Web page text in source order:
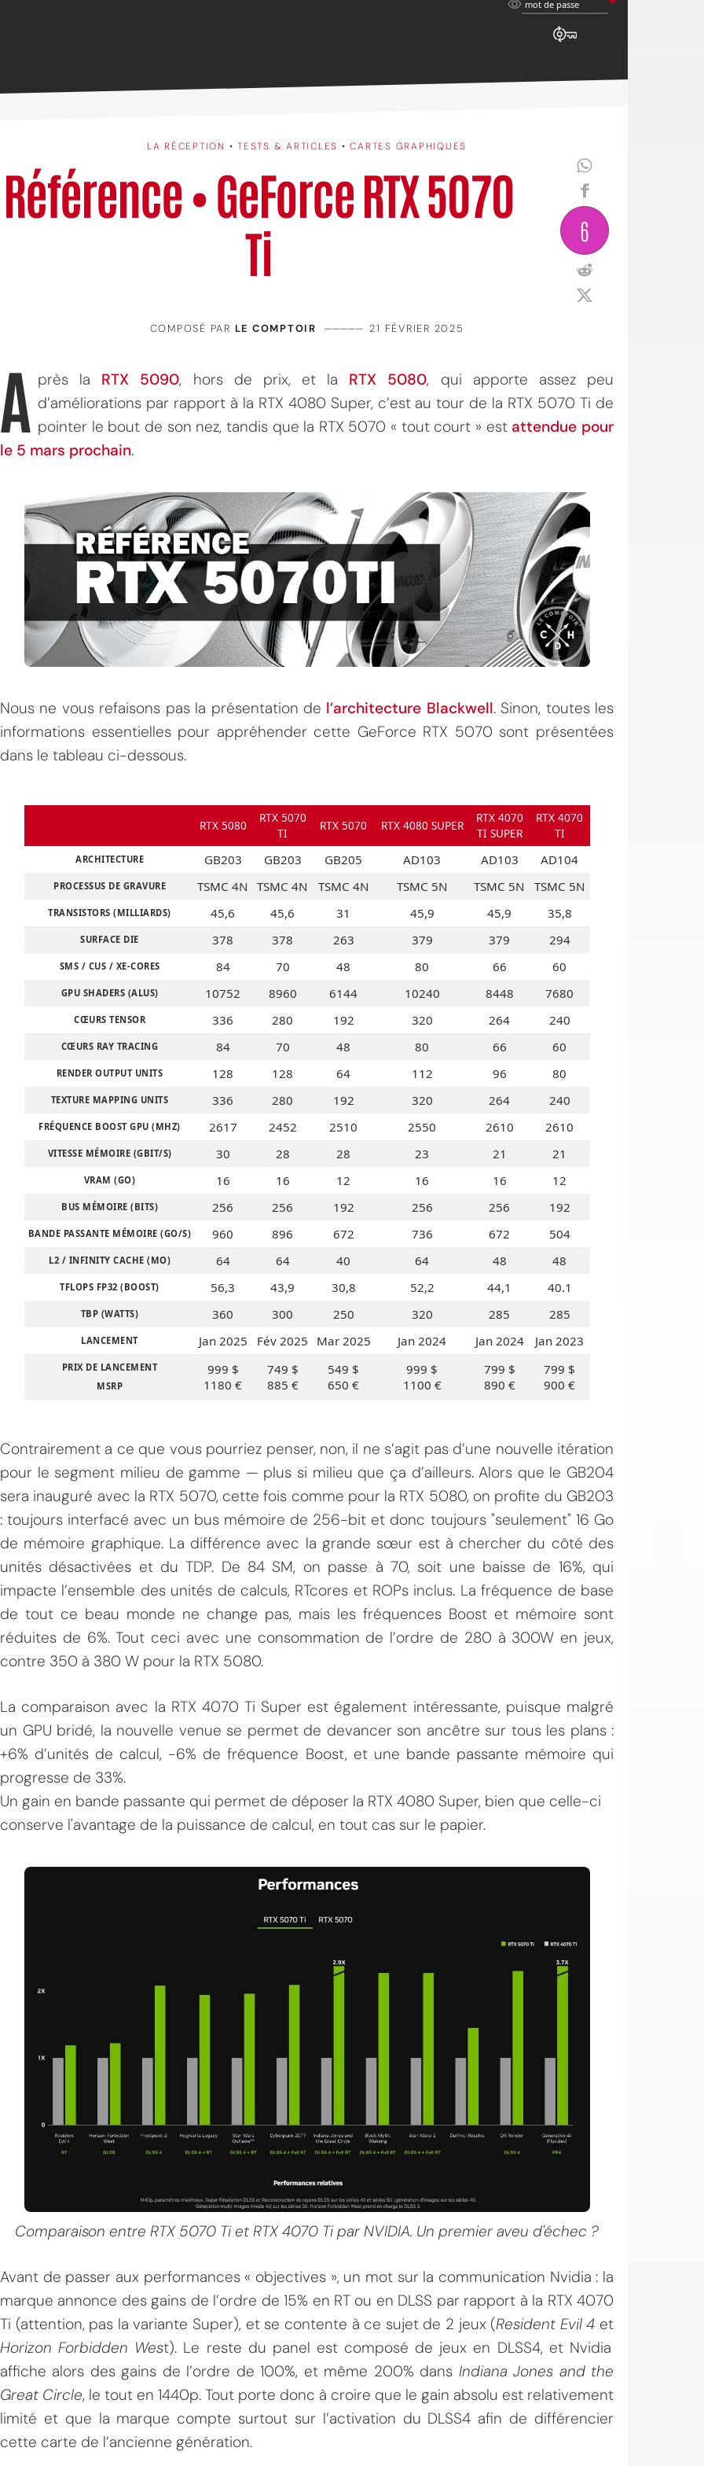
mot de passe
LA RÉCEPTION •TESTS & ARTICLES •CARTES GRAPHIQUES
Référence • GeForce RTX 5070
Ti
6
COMPOSÉ PAR LE COMPTOIR ————— 21 FÉVRIER 2025
A près la RTX 5090, hors de prix, et la RTX 5080, qui apporte assez peu
d’améliorations par rapport à la RTX 4080 Super, c’est au tour de la RTX 5070 Ti de
pointer le bout de son nez, tandis que la RTX 5070 « tout court » est attendue pour
le 5 mars prochain.
Nous ne vous refaisons pas la présentation de l’architecture Blackwell. Sinon, toutes les
informations essentielles pour appréhender cette GeForce RTX 5070 sont présentées
dans le tableau ci-dessous.
RTX 5080
RTX 5070
TI
RTX 5070 RTX 4080 SUPER
RTX 4070
TI SUPER
RTX 4070
TI
ARCHITECTURE GB203 GB203 GB205 AD103 AD103 AD104
PROCESSUS DE GRAVURE TSMC 4N TSMC 4N TSMC 4N TSMC 5N TSMC 5N TSMC 5N
TRANSISTORS (MILLIARDS) 45,6 45,6 31 45,9 45,9 35,8
SURFACE DIE 378 378 263 379 379 294
SMS / CUS / XE-CORES 84 70 48 80 66 60
GPU SHADERS (ALUS) 10752 8960 6144 10240 8448 7680
CŒURS TENSOR 336 280 192 320 264 240
CŒURS RAY TRACING 84 70 48 80 66 60
RENDER OUTPUT UNITS 128 128 64 112 96 80
TEXTURE MAPPING UNITS 336 280 192 320 264 240
FRÉQUENCE BOOST GPU (MHZ) 2617 2452 2510 2550 2610 2610
VITESSE MÉMOIRE (GBIT/S) 30 28 28 23 21 21
VRAM (GO) 16 16 12 16 16 12
BUS MÉMOIRE (BITS) 256 256 192 256 256 192
BANDE PASSANTE MÉMOIRE (GO/S) 960 896 672 736 672 504
L2 / INFINITY CACHE (MO) 64 64 40 64 48 48
TFLOPS FP32 (BOOST) 56,3 43,9 30,8 52,2 44,1 40.1
TBP (WATTS) 360 300 250 320 285 285
LANCEMENT Jan 2025 Fév 2025 Mar 2025 Jan 2024 Jan 2024 Jan 2023
PRIX DE LANCEMENT
MSRP
999 $
1180 €
749 $
885 €
549 $
650 €
999 $
1100 €
799 $
890 €
799 $
900 €
Contrairement a ce que vous pourriez penser, non, il ne s’agit pas d’une nouvelle itération
pour le segment milieu de gamme — plus si milieu que ça d’ailleurs. Alors que le GB204
sera inauguré avec la RTX 5070, cette fois comme pour la RTX 5080, on profite du GB203
: toujours interfacé avec un bus mémoire de 256-bit et donc toujours "seulement" 16 Go
de mémoire graphique. La différence avec la grande sœur est à chercher du côté des
unités désactivées et du TDP. De 84 SM, on passe à 70, soit une baisse de 16%, qui
impacte l’ensemble des unités de calculs, RTcores et ROPs inclus. La fréquence de base
de tout ce beau monde ne change pas, mais les fréquences Boost et mémoire sont
réduites de 6%. Tout ceci avec une consommation de l’ordre de 280 à 300W en jeux,
contre 350 à 380 W pour la RTX 5080.
La comparaison avec la RTX 4070 Ti Super est également intéressante, puisque malgré
un GPU bridé, la nouvelle venue se permet de devancer son ancêtre sur tous les plans :
+6% d’unités de calcul, -6% de fréquence Boost, et une bande passante mémoire qui
progresse de 33%.
Un gain en bande passante qui permet de déposer la RTX 4080 Super, bien que celle-ci
conserve l'avantage de la puissance de calcul, en tout cas sur le papier.
Comparaison entre RTX 5070 Ti et RTX 4070 Ti par NVIDIA. Un premier aveu d'échec ?
Avant de passer aux performances « objectives », un mot sur la communication Nvidia : la
marque annonce des gains de l’ordre de 15% en RT ou en DLSS par rapport à la RTX 4070
Ti (attention, pas la variante Super), et se contente à ce sujet de 2 jeux (Resident Evil 4 et
Horizon Forbidden West). Le reste du panel est composé de jeux en DLSS4, et Nvidia
affiche alors des gains de l’ordre de 100%, et même 200% dans Indiana Jones and the
Great Circle, le tout en 1440p. Tout porte donc à croire que le gain absolu est relativement
limité et que la marque compte surtout sur l’activation du DLSS4 afin de différencier
cette carte de l’ancienne génération.